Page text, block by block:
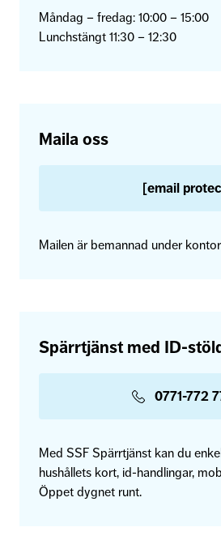
Måndag – fredag: 10:00 – 15:00
Lunchstängt 11:30 – 12:30
Maila oss
[email
Mailen är bemannad under
Spärrtjänst med ID-
0771-772
Med SSF Spärrtjänst kan du
hushållets kort, id-handlingar,
Öppet dygnet runt.